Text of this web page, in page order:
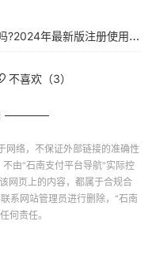
越达卡是中国什么支付平台?靠谱吗?2024年最新版注册使用指南
不喜欢（3）
网络，不保证外部链接的准确性
由“石南支付平台导航”实际控
网页上的内容，都属于合规合
系网站管理员进行删除，“石南
何责任。